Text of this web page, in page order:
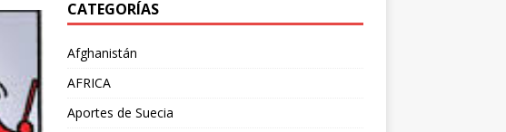
CATEGORÍAS
Afghanistán
AFRICA
Aportes de Suecia